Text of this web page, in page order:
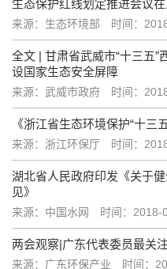
生态保护红线划定推进会议
来源：生态环境部 时间：
全文 | 甘肃省武威市“十三五
设国家生态安全屏障
来源：武威市政府 时间：
《浙江省生态环境保护“十三
来源：浙江环保厅 时间：
湖北省人民政府印发《关于
见》
来源：中国水网 时间：2018-
两会观察|广东代表委员最关
来源：广东环保产业 时间：